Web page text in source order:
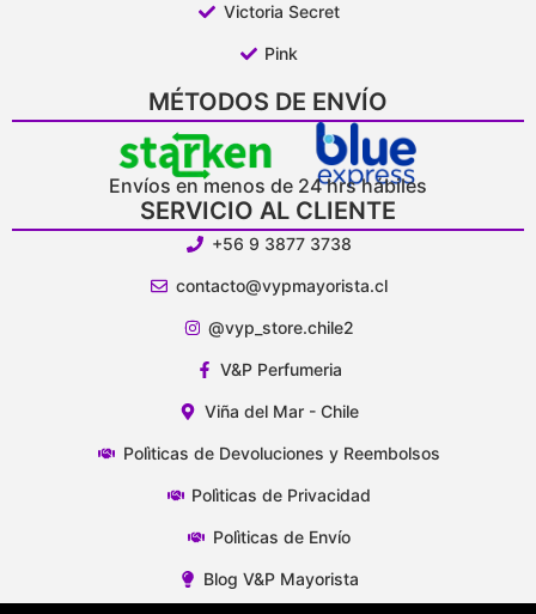
Victoria Secret
Pink
MÉTODOS DE ENVÍO
Envíos en menos de 24 hrs hábiles
SERVICIO AL CLIENTE
+56 9 3877 3738
contacto@vypmayorista.cl
@vyp_store.chile2
V&P Perfumeria
Viña del Mar - Chile
Polìticas de Devoluciones y Reembolsos
Polìticas de Privacidad
Polìticas de Envío
Blog V&P Mayorista